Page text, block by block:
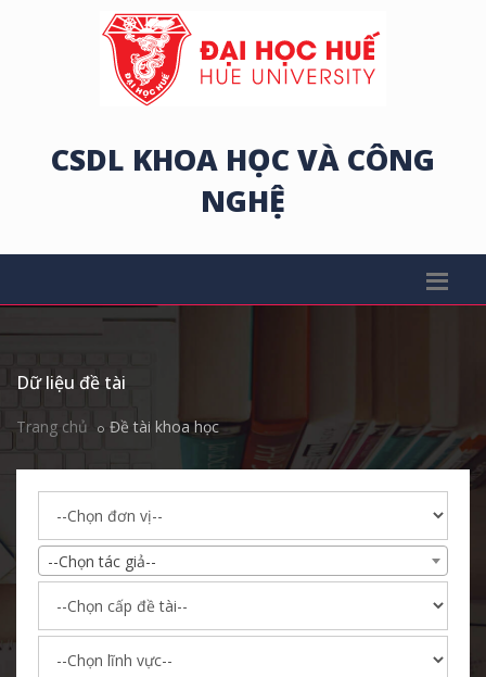
CSDL KHOA HỌC VÀ CÔNG
NGHỆ
Dữ liệu đề tài
Trang chủ Đề tài khoa học
--Chọn tác giả--